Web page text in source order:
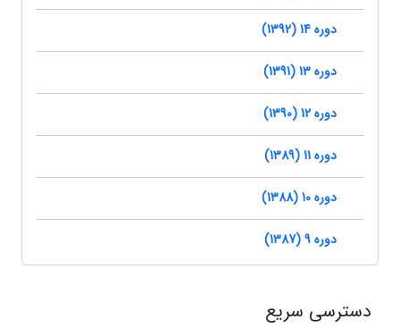
دوره 14 (1392)
دوره 13 (1391)
دوره 12 (1390)
دوره 11 (1389)
دوره 10 (1388)
دوره 9 (1387)
دسترسی سریع